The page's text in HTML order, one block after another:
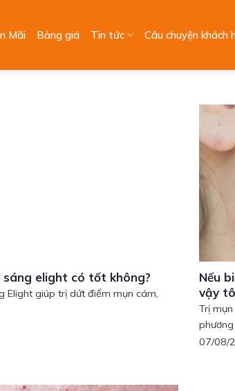
Mãi Bảng giá Tin tức Câu chuyện khách
sáng elight có tốt không?
Elight giúp trị dứt điểm mụn cám,
Nếu
vậy
Trị
07/08/